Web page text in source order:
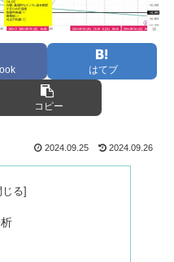
はてブ
コピー
2024.09.25 2024.09.26